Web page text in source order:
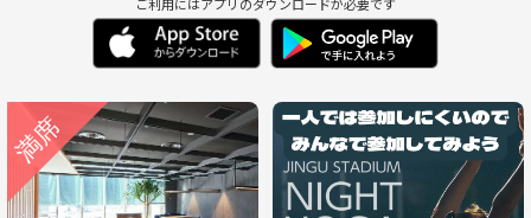
土
8/22
日
8/23
火
8/25
水
8/26
8/28 8/30 8/31 9/1 9/2
木
9/3
金
9/4
土
9/5
日
9/6
月
9/7
火
9/8
ご利用にはアプリのダウンロードが必要です